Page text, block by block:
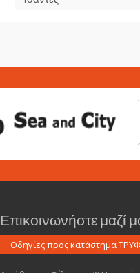
Επικοινωνήστε μαζί